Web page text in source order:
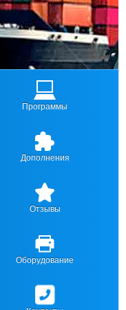
Программы
Дополнения
Отзывы
Оборудование